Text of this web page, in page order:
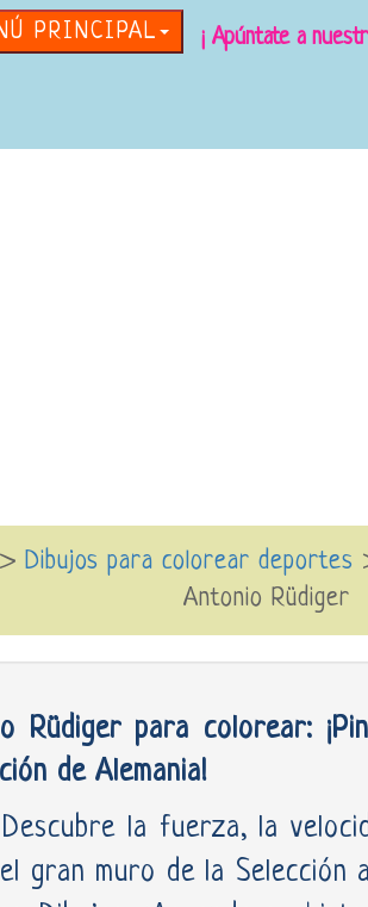
PRINCIPAL ¡ Apúntate a
Dibujos para colorear deportes
Antonio Rüdiger
Rüdiger para colorear:
de Alemania!
la fuerza, la
gran muro de la Selección